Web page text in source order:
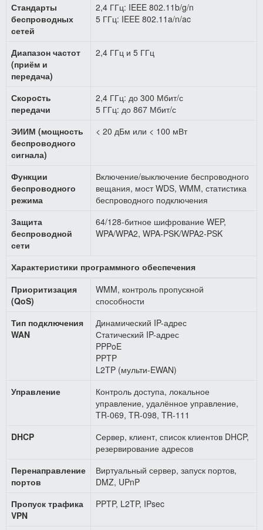
Стандарты
беспроводных
сетей
2,4 ГГц: IEEE 802.11b/g/n
5 ГГц: IEEE 802.11a/n/ac
Диапазон частот
(приём и
передача)
2,4 ГГц и 5 ГГц
Скороcть
передачи
2,4 ГГц: до 300 Мбит/с
5 ГГц: до 867 Мбит/с
ЭИИМ (мощность
беспроводного
сигнала)
< 20 дБм или < 100 мВт
Функции
беспроводного
режима
Включение/выключение беспроводного
вещания, мост WDS, WMM, статистика
беспроводного подключения
Защита
беспроводной
сети
64/128-битное шифрование WEP,
WPA/WPA2, WPA-PSK/WPA2-PSK
Характеристики программного обеспечения
Приоритизация
(QoS)
WMM, контроль пропускной
способности
Тип подключения
WAN
Динамический IP-адрес
Статический IP-адрес
PPPoE
PPTP
L2TP (мульти-EWAN)
Управление
Контроль доступа, локальное
управление, удалённое управление,
TR-069, TR-098, TR-111
DHCP
Сервер, клиент, список клиентов DHCP,
резервирование адресов
Перенаправление
портов
Виртуальный сервер, запуск портов,
DMZ, UPnP
Пропуск трафика
VPN
PPTP, L2TP, IPsec